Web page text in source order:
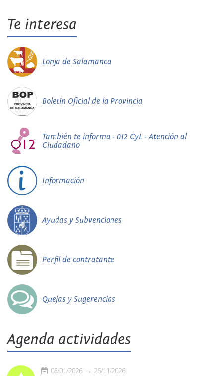
Te interesa
Lonja de Salamanca
Boletín Oficial de la Provincia
También te informa - 012 CyL - Atención al
Ciudadano
Información
Ayudas y Subvenciones
Perfil de contratante
Quejas y Sugerencias
Agenda actividades
08/01/2026 26/11/2026